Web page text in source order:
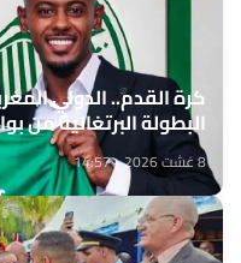
كرة القدم.. الدولي
البطولة البرتغالية من
8 غشت 2026 - 14:57